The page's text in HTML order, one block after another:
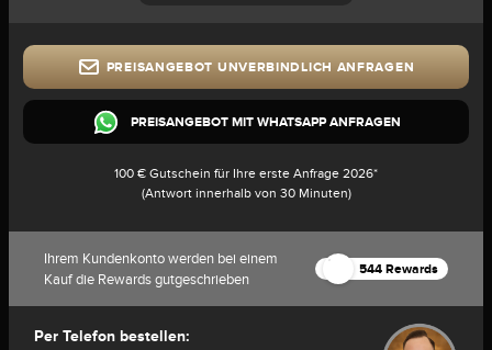
PREISANGEBOT UNVERBINDLICH ANFRAGEN
PREISANGEBOT MIT WHATSAPP ANFRAGEN
100 € Gutschein für Ihre erste Anfrage 2026*
(Antwort innerhalb von 30 Minuten)
Ihrem Kundenkonto werden bei einem
Kauf die Rewards gutgeschrieben
544 Rewards
Per Telefon bestellen: